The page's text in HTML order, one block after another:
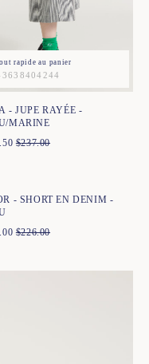
rapide au panier
3638404244
- JUPE RAYÉE -
MARINE
$237.00
- SHORT EN DENIM -
$226.00